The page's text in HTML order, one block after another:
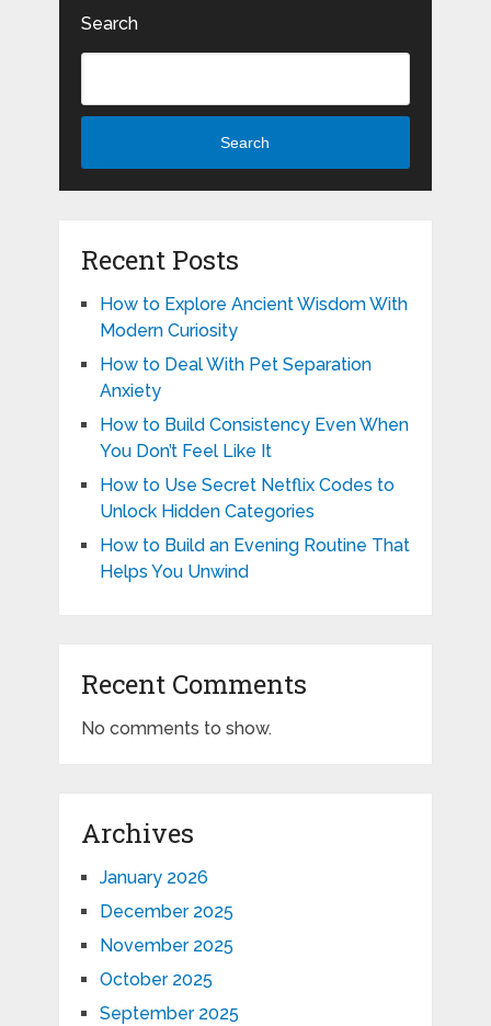
Search
Search
Recent Posts
How to Explore Ancient Wisdom With
Modern Curiosity
How to Deal With Pet Separation
Anxiety
How to Build Consistency Even When
You Don’t Feel Like It
How to Use Secret Netflix Codes to
Unlock Hidden Categories
How to Build an Evening Routine That
Helps You Unwind
Recent Comments
No comments to show.
Archives
January 2026
December 2025
November 2025
October 2025
September 2025